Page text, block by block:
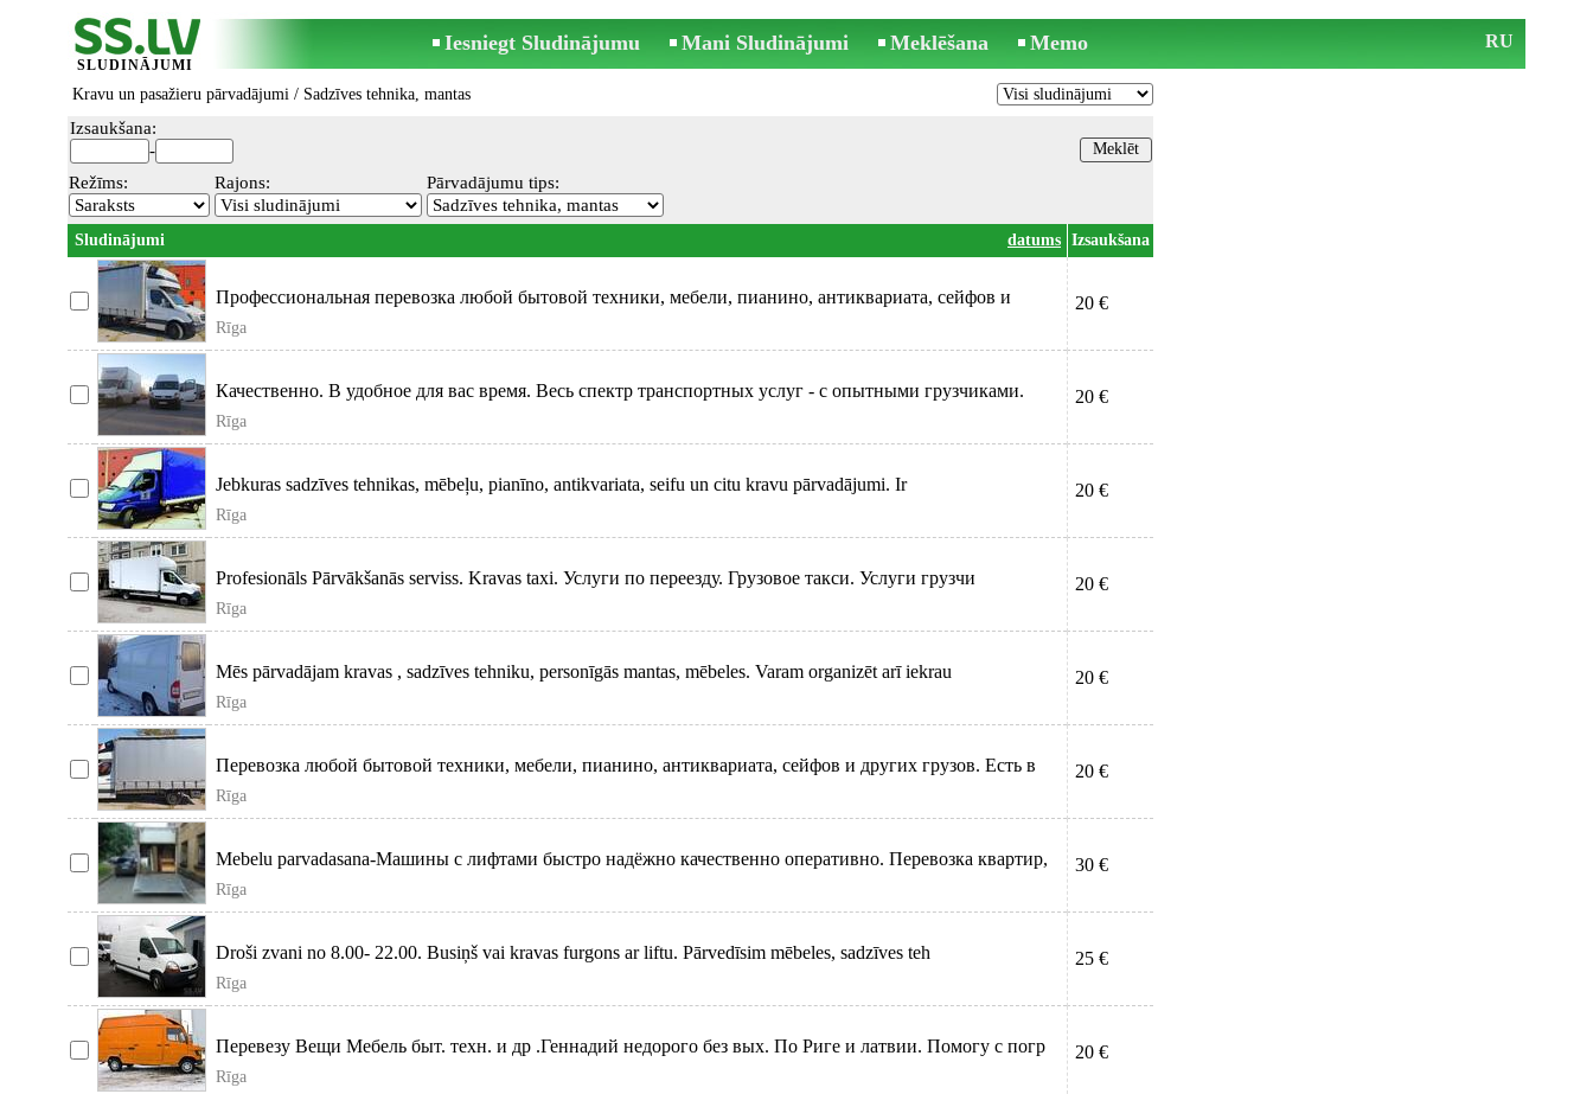
SLUDINĀJUMI
Iesniegt Sludinājumu Mani Sludinājumi Meklēšana Memo RU
Kravu un pasažieru pārvadājumi / Sadzīves tehnika, mantas
Izsaukšana:
-
Režīms:
Rajons: Pārvadājumu tips:
Sludinājumi datums Izsaukšana
Профессиональная перевозка любой бытовой техники, мебели, пианино, антиквариата, сейфов и
других
Rīga
20 €
Качественно. В удобное для вас время. Весь спектр транспортных услуг - с опытными грузчиками.
Rīga
20 €
Jebkuras sadzīves tehnikas, mēbeļu, pianīno, antikvariata, seifu un citu kravu pārvadājumi. Ir
Rīga
20 €
Profesionāls Pārvākšanās serviss. Kravas taxi. Услуги по переезду. Грузовое такси. Услуги грузчи
Rīga
20 €
Mēs pārvadājam kravas , sadzīves tehniku, personīgās mantas, mēbeles. Varam organizēt arī iekrau
Rīga
20 €
Перевозка любой бытовой техники, мебели, пианино, антиквариата, сейфов и других грузов. Есть в
Rīga
20 €
Mebelu parvadasana-Машины с лифтами быстро надёжно качественно оперативно. Перевозка квартир,
гр
Rīga
30 €
Droši zvani no 8.00- 22.00. Busiņš vai kravas furgons ar liftu. Pārvedīsim mēbeles, sadzīves teh
Rīga
25 €
Перевезу Вещи Мебель быт. техн. и др .Геннадий недорого без вых. По Риге и латвии. Помогу с погр
Rīga
20 €